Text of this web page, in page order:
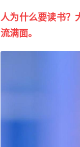
人为什么要读书？
流满面。